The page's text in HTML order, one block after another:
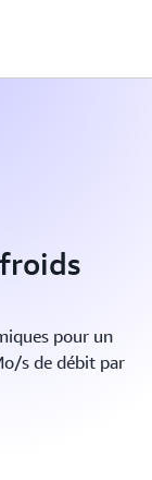
pour un
s de débit par